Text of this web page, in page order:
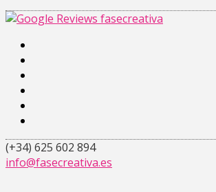
(+34) 625 602 894
info@fasecreativa.es